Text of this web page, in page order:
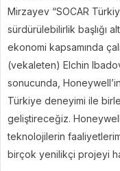
Mirzayev “SOCAR
sürdürülebilirlik başlığı
ekonomi kapsamında
(vekaleten) Elchin
sonucunda,
Türkiye deneyimi ile
geliştireceğiz.
teknolojilerin
birçok yenilikçi projeyi